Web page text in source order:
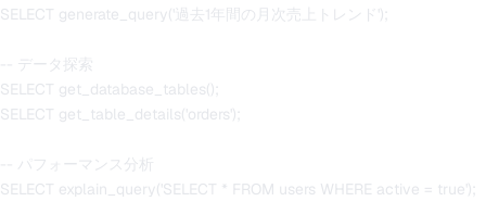
SELECT generate_query('過去1年間の月次売上トレンド');
-- データ探索
SELECT get_database_tables();
SELECT get_table_details('orders');
-- パフォーマンス分析